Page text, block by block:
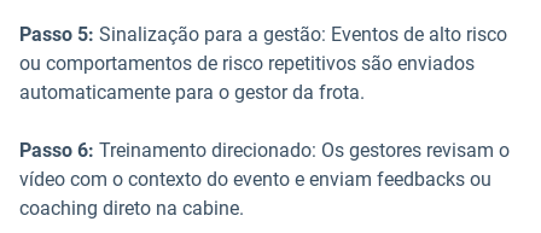
Passo 5: Sinalização para a gestão: Eventos de alto risco
ou comportamentos de risco repetitivos são enviados
automaticamente para o gestor da frota.
Passo 6: Treinamento direcionado: Os gestores revisam o
vídeo com o contexto do evento e enviam feedbacks ou
coaching direto na cabine.